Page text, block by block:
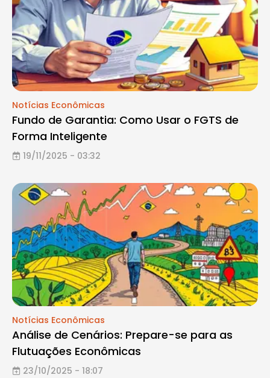
Notícias Econômicas
Fundo de Garantia: Como Usar o FGTS de
Forma Inteligente
19/11/2025 - 03:32
Notícias Econômicas
Análise de Cenários: Prepare-se para as
Flutuações Econômicas
23/10/2025 - 18:07